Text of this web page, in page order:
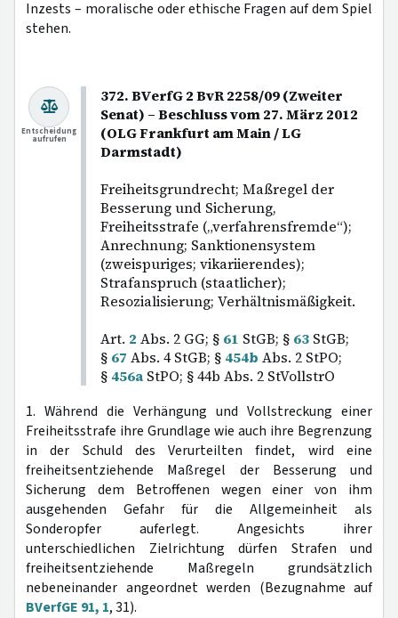
Inzests – moralische oder ethische Fragen auf dem Spiel
stehen.
372. BVerfG 2 BvR 2258/09 (Zweiter
Senat) – Beschluss vom 27. März 2012
(OLG Frankfurt am Main / LG
Darmstadt)
Freiheitsgrundrecht; Maßregel der
Besserung und Sicherung,
Freiheitsstrafe („verfahrensfremde“);
Anrechnung; Sanktionensystem
(zweispuriges; vikariierendes);
Strafanspruch (staatlicher);
Resozialisierung; Verhältnismäßigkeit.
Art. 2 Abs. 2 GG; § 61 StGB; § 63 StGB;
§ 67 Abs. 4 StGB; § 454b Abs. 2 StPO;
§ 456a StPO; § 44b Abs. 2 StVollstrO
Entscheidung
aufrufen
1. Während die Verhängung und Vollstreckung einer
Freiheitsstrafe ihre Grundlage wie auch ihre Begrenzung
in der Schuld des Verurteilten findet, wird eine
freiheitsentziehende Maßregel der Besserung und
Sicherung dem Betroffenen wegen einer von ihm
ausgehenden Gefahr für die Allgemeinheit als
Sonderopfer auferlegt. Angesichts ihrer
unterschiedlichen Zielrichtung dürfen Strafen und
freiheitsentziehende Maßregeln grundsätzlich
nebeneinander angeordnet werden (Bezugnahme auf
BVerfGE 91, 1, 31).